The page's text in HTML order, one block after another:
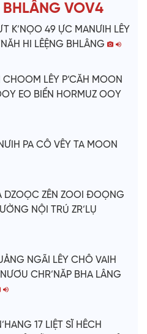
o
BHLÂNG VOV4
K’NỌO 49 ỰC MANƯIH LÊY
HI LÊỆNG BHLÂNG
LÊY P’CĂH MOON
EO BIỂN HORMUZ OOY
PA CÔ VÊY TA MOON
DZOỌC ZÊN ZOOI ĐOỌNG
NỘI TRÚ ZR’LỤ
NGÃI LÊY CHÔ VAIH
CHR’NĂP BHA LÂNG
17 LIỆT SĨ HÊCH